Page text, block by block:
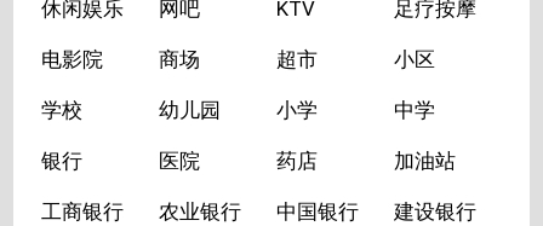
休闲娱乐 网吧 KTV 足疗按摩
电影院 商场 超市 小区
学校 幼儿园 小学 中学
银行 医院 药店 加油站
工商银行 农业银行 中国银行 建设银行